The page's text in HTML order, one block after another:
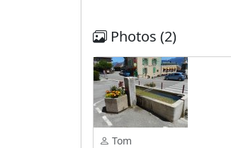
Photos (2)
Tom